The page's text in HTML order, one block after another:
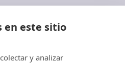
en este sitio
y analizar